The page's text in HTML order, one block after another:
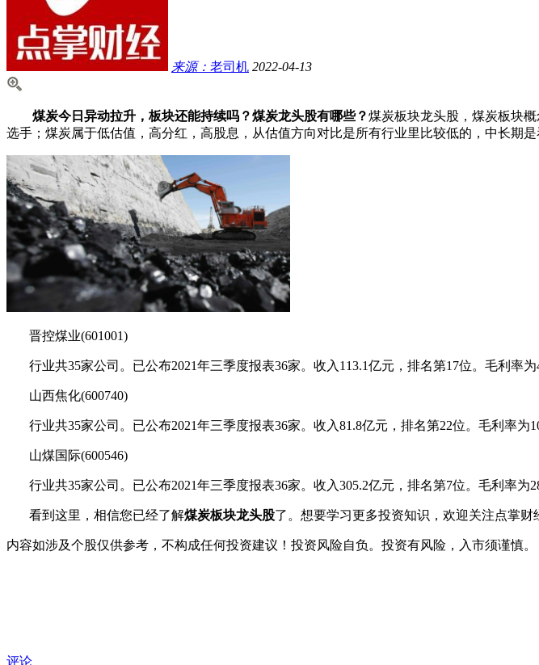
来源： 老司机 2022-04-13
煤炭今日异动拉升，板块还能持续吗？煤炭龙头股有哪些？煤炭板块龙头股，煤炭板块
选手；煤炭属于低估值，高分红，高股息，从估值方向对比是所有行业里比较低的，中长期是
晋控煤业(601001)
行业共35家公司。已公布2021年三季度报表36家。收入113.1亿元，排名第17位。毛利率为
山西焦化(600740)
行业共35家公司。已公布2021年三季度报表36家。收入81.8亿元，排名第22位。毛利率为
山煤国际(600546)
行业共35家公司。已公布2021年三季度报表36家。收入305.2亿元，排名第7位。毛利率为
看到这里，相信您已经了解煤炭板块龙头股了。想要学习更多投资知识，欢迎关注点掌财
内容如涉及个股仅供参考，不构成任何投资建议！投资风险自负。投资有风险，入市须谨慎。
评论